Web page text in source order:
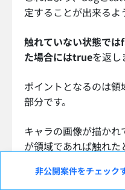
定することが出来るよ
触れていない状態で
た場合にはtrueを返し
ポイントとなるのは
部分です。
キャラの画像が描か
が領域であれば触れた
非公開案件をチェック